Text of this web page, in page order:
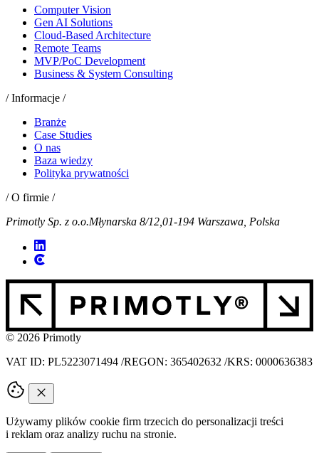
Computer Vision
Gen AI Solutions
Cloud-Based Architecture
Remote Teams
MVP/PoC Development
Business & System Consulting
/ Informacje /
Branże
Case Studies
O nas
Baza wiedzy
Polityka prywatności
/ O firmie /
Primotly Sp. z o.o.Młynarska 8/12, 01-194 Warszawa, Polska
© 2026 Primotly
VAT ID: PL5223071494 /REGON: 365402632 /KRS: 0000636383
Używamy plików cookie firm trzecich do personalizacji treści
i reklam oraz analizy ruchu na stronie.